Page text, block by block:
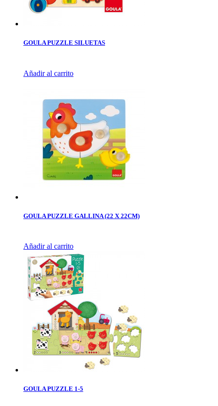
GOULA PUZZLE SILUETAS
Añadir al carrito
GOULA PUZZLE GALLINA (22 X 22CM)
Añadir al carrito
GOULA PUZZLE 1-5